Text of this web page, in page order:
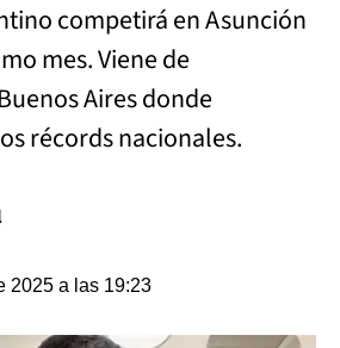
competirá en Asunción
mes. Viene de
Aires donde
récords nacionales.
2025 a las 19:23